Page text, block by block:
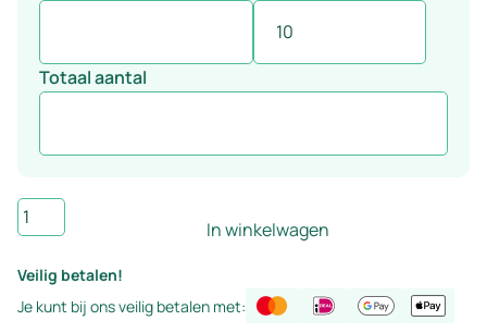
Totaal aantal
Rigid
Click
PVC
vloer
eiken
In winkelwagen
Veilig betalen!
Je kunt bij ons veilig betalen met: